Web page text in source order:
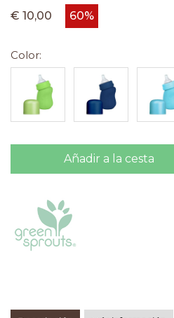
€ 10,00 60%
Color:
Añadir a la cesta